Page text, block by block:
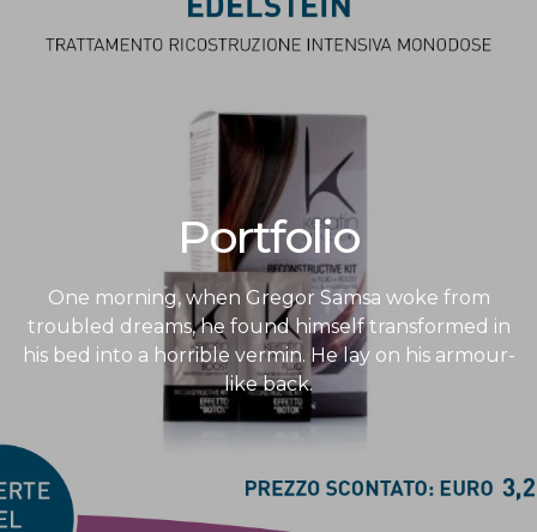
Portfolio
One morning, when Gregor Samsa woke from
troubled dreams, he found himself transformed in
his bed into a horrible vermin. He lay on his armour-
like back.